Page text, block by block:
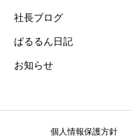
社長ブログ
ぱるるん日記
お知らせ
個人情報保護方針